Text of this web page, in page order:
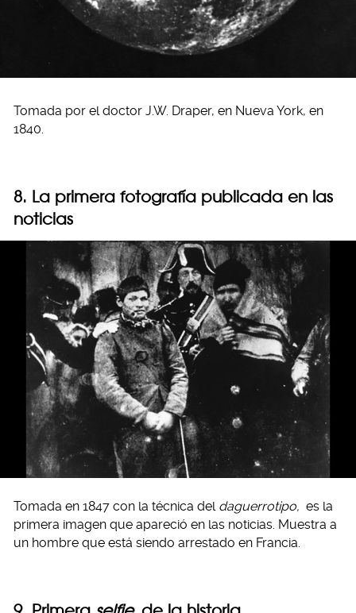
Tomada por el doctor J.W. Draper, en Nueva York, en
1840.
8. La primera fotografía publicada en las
noticias
Tomada en 1847 con la técnica del daguerrotipo, es la
primera imagen que apareció en las noticias. Muestra a
un hombre que está siendo arrestado en Francia.